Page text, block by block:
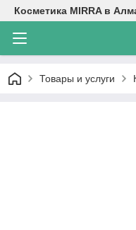
Косметика MIRRA в
Товары и услуги